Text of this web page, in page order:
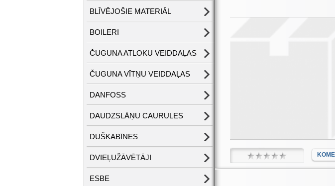
BLĪVĒJOŠIE MATERIĀL
BOILERI
ČUGUNA ATLOKU VEIDDAĻAS
ČUGUNA VĪTŅU VEIDDAĻAS
DANFOSS
DAUDZSLĀŅU CAURULES
DUŠKABĪNES
DVIEĻUŽĀVĒTĀJI
ESBE